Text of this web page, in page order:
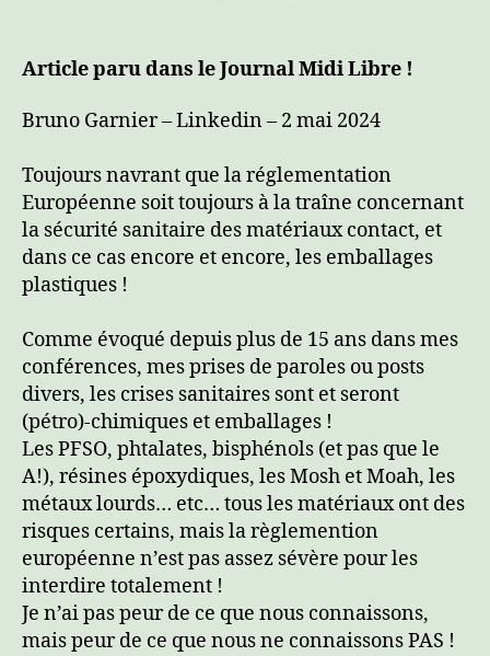
et
Article paru dans le Journal Midi Libre !
Bruno Garnier – Linkedin – 2 mai 2024
Toujours navrant que la réglementation
Européenne soit toujours à la traîne concernant
la sécurité sanitaire des matériaux contact, et
dans ce cas encore et encore, les emballages
plastiques !
Comme évoqué depuis plus de 15 ans dans mes
conférences, mes prises de paroles ou posts
divers, les crises sanitaires sont et seront
(pétro)-chimiques et emballages !
Les PFSO, phtalates, bisphénols (et pas que le
A!), résines époxydiques, les Mosh et Moah, les
métaux lourds… etc… tous les matériaux ont des
risques certains, mais la règlemention
européenne n’est pas assez sévère pour les
interdire totalement !
Je n’ai pas peur de ce que nous connaissons,
mais peur de ce que nous ne connaissons PAS !